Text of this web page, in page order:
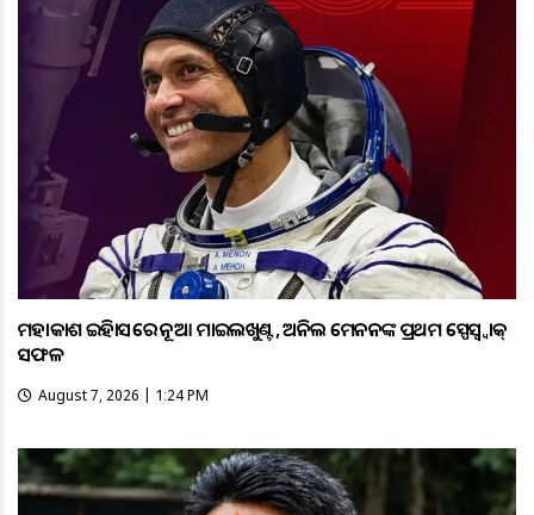
ମହାକାଶ ଇତିହାସରେ ନୂଆ ମାଇଲଖୁଣ୍ଟ, ଅନିଲ ମେନନଙ୍କ ପ୍ରଥମ ସ୍ପେସ୍ୱ୍ୱାକ୍
ସଫଳ
August 7, 2026 | 1:24 PM